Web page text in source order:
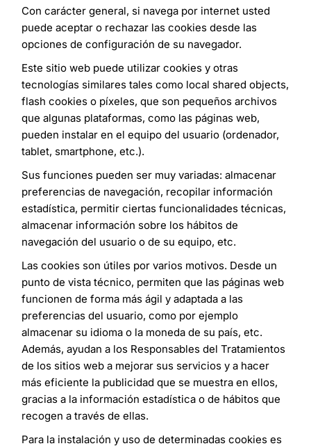
Con carácter general, si navega por internet usted
puede aceptar o rechazar las cookies desde las
opciones de configuración de su navegador.
Este sitio web puede utilizar cookies y otras
tecnologías similares tales como local shared objects,
flash cookies o píxeles, que son pequeños archivos
que algunas plataformas, como las páginas web,
pueden instalar en el equipo del usuario (ordenador,
tablet, smartphone, etc.).
Sus funciones pueden ser muy variadas: almacenar
preferencias de navegación, recopilar información
estadística, permitir ciertas funcionalidades técnicas,
almacenar información sobre los hábitos de
navegación del usuario o de su equipo, etc.
Las cookies son útiles por varios motivos. Desde un
punto de vista técnico, permiten que las páginas web
funcionen de forma más ágil y adaptada a las
preferencias del usuario, como por ejemplo
almacenar su idioma o la moneda de su país, etc.
Además, ayudan a los Responsables del Tratamientos
de los sitios web a mejorar sus servicios y a hacer
más eficiente la publicidad que se muestra en ellos,
gracias a la información estadística o de hábitos que
recogen a través de ellas.
Para la instalación y uso de determinadas cookies es